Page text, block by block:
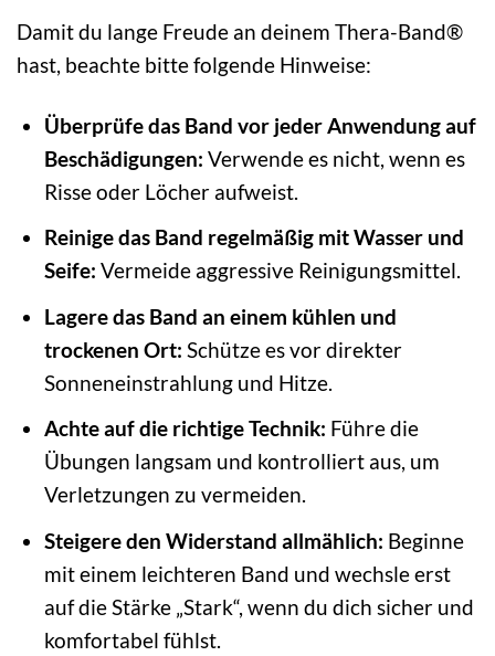
Damit du lange Freude an deinem Thera-Band®
hast, beachte bitte folgende Hinweise:
Überprüfe das Band vor jeder Anwendung auf
Beschädigungen: Verwende es nicht, wenn es
Risse oder Löcher aufweist.
Reinige das Band regelmäßig mit Wasser und
Seife: Vermeide aggressive Reinigungsmittel.
Lagere das Band an einem kühlen und
trockenen Ort: Schütze es vor direkter
Sonneneinstrahlung und Hitze.
Achte auf die richtige Technik: Führe die
Übungen langsam und kontrolliert aus, um
Verletzungen zu vermeiden.
Steigere den Widerstand allmählich: Beginne
mit einem leichteren Band und wechsle erst
auf die Stärke „Stark“, wenn du dich sicher und
komfortabel fühlst.